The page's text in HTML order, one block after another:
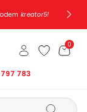
kreator5!
783
0